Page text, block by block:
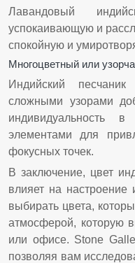
Лавандовый
успокаивающую и
спокойную и
Многоцветный или
Индийский
сложными узорами
индивидуальность
элементами для
фокусных точек.
В заключение, цвет
влияет на настроение
выбирать цвета,
атмосферой, которую
или офисе. Stone
позволяя вам